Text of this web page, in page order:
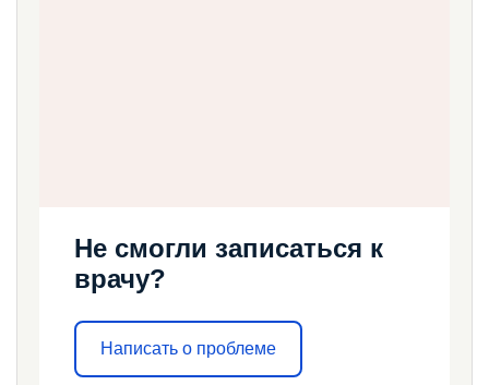
Не смогли записаться к
врачу?
Написать о проблеме